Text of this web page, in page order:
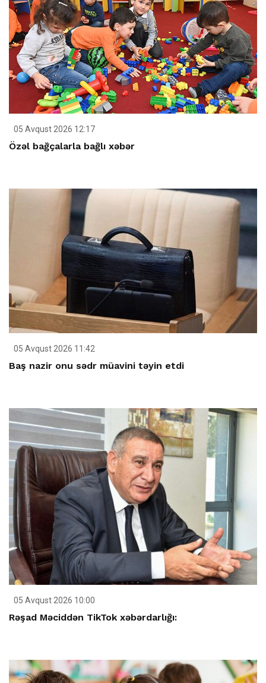
05 Avqust 2026 12:17
Özəl bağçalarla bağlı xəbər
05 Avqust 2026 11:42
Baş nazir onu sədr müavini təyin etdi
05 Avqust 2026 10:00
Rəşad Məciddən TikTok xəbərdarlığı: